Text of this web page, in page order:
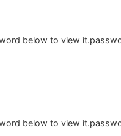
below to view
below to view